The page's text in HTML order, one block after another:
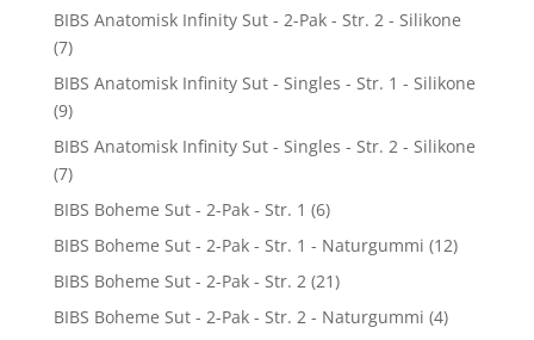
BIBS Anatomisk Infinity Sut - 2-Pak - Str. 2 - Silikone
(7)
BIBS Anatomisk Infinity Sut - Singles - Str. 1 - Silikone
(9)
BIBS Anatomisk Infinity Sut - Singles - Str. 2 - Silikone
(7)
BIBS Boheme Sut - 2-Pak - Str. 1 (6)
BIBS Boheme Sut - 2-Pak - Str. 1 - Naturgummi (12)
BIBS Boheme Sut - 2-Pak - Str. 2 (21)
BIBS Boheme Sut - 2-Pak - Str. 2 - Naturgummi (4)